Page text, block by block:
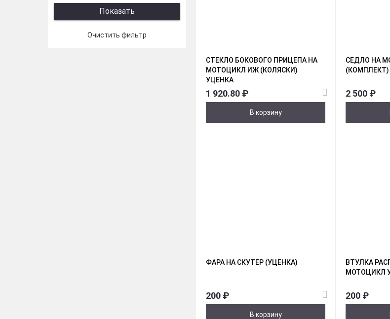
СТЕКЛО БОКОВОГО ПРИЦЕПА НА
МОТОЦИКЛ ИЖ (КОЛЯСКИ)
УЦЕНКА
1 920.80 ₽
В корзину
СЕДЛО НА
2 500 ₽
ФАРА НА СКУТЕР (УЦЕНКА)
200 ₽
В корзину
ВТУЛКА
МОТОЦИКЛ
200 ₽